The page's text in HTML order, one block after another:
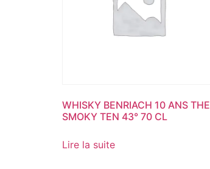
WHISKY BENRIACH 10 ANS THE
SMOKY TEN 43° 70 CL
Lire la suite